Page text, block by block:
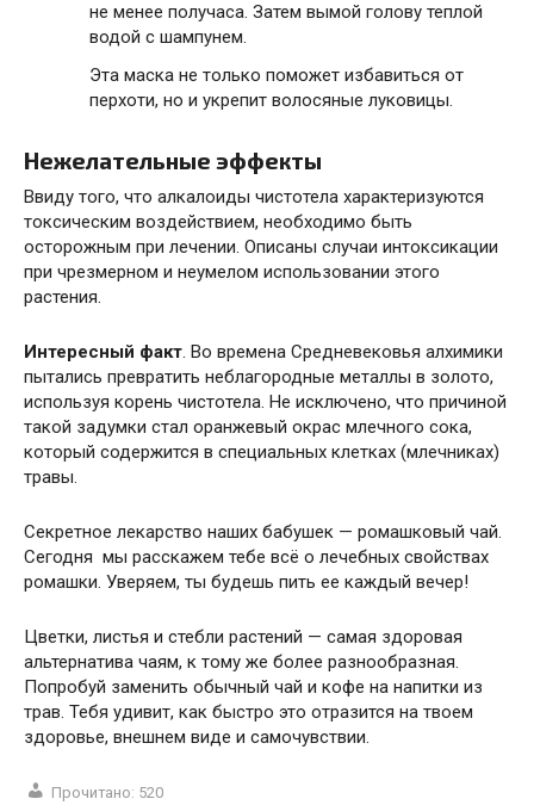
не менее получаса. Затем вымой голову теплой
водой с шампунем.
Эта маска не только поможет избавиться от
перхоти, но и укрепит волосяные луковицы.
Нежелательные эффекты
Ввиду того, что алкалоиды чистотела характеризуются
токсическим воздействием, необходимо быть
осторожным при лечении. Описаны случаи интоксикации
при чрезмерном и неумелом использовании этого
растения.
Интересный факт. Во времена Средневековья алхимики
пытались превратить неблагородные металлы в золото,
используя корень чистотела. Не исключено, что причиной
такой задумки стал оранжевый окрас млечного сока,
который содержится в специальных клетках (млечниках)
травы.
Секретное лекарство наших бабушек — ромашковый чай.
Сегодня мы расскажем тебе всё о лечебных свойствах
ромашки. Уверяем, ты будешь пить ее каждый вечер!
Цветки, листья и стебли растений — самая здоровая
альтернатива чаям, к тому же более разнообразная.
Попробуй заменить обычный чай и кофе на напитки из
трав. Тебя удивит, как быстро это отразится на твоем
здоровье, внешнем виде и самочувствии.
Прочитано: 520